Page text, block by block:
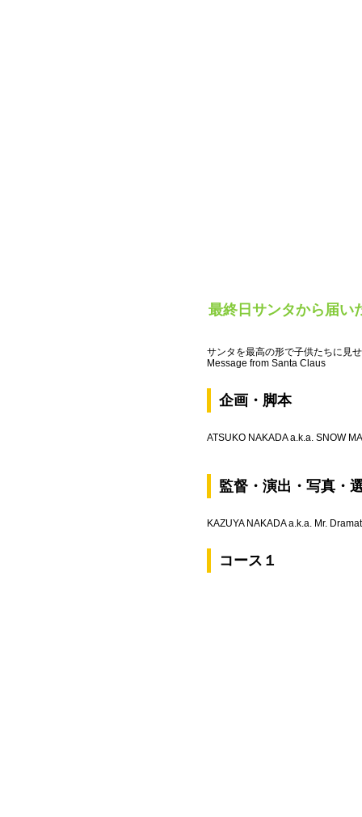
最終日サンタから届い
サンタを最高の形で子供たちに見
Message from Santa Claus
企画・脚本
ATSUKO NAKADA a.k.a. SNOW
監督・演出・写真・
KAZUYA NAKADA a.k.a. Mr.
コース１